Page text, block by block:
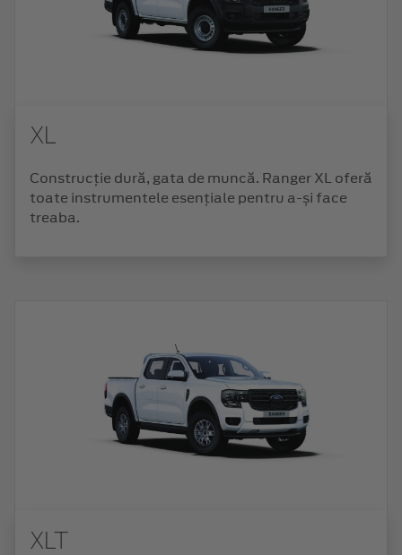
XL
Construcție dură, gata de muncă. Ranger XL oferă
toate instrumentele esențiale pentru a-și face
treaba.
XLT